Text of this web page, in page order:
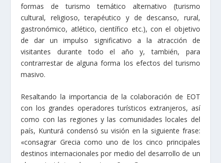
formas de turismo temático alternativo (turismo
cultural, religioso, terapéutico y de descanso, rural,
gastronómico, atlético, científico etc.), con el objetivo
de dar un impulso significativo a la atracción de
visitantes durante todo el año y, también, para
contrarrestar de alguna forma los efectos del turismo
masivo.
Resaltando la importancia de la colaboración de EOT
con los grandes operadores turísticos extranjeros, así
como con las regiones y las comunidades locales del
país, Kunturá condensó su visión en la siguiente frase:
«consagrar Grecia como uno de los cinco principales
destinos internacionales por medio del desarrollo de un